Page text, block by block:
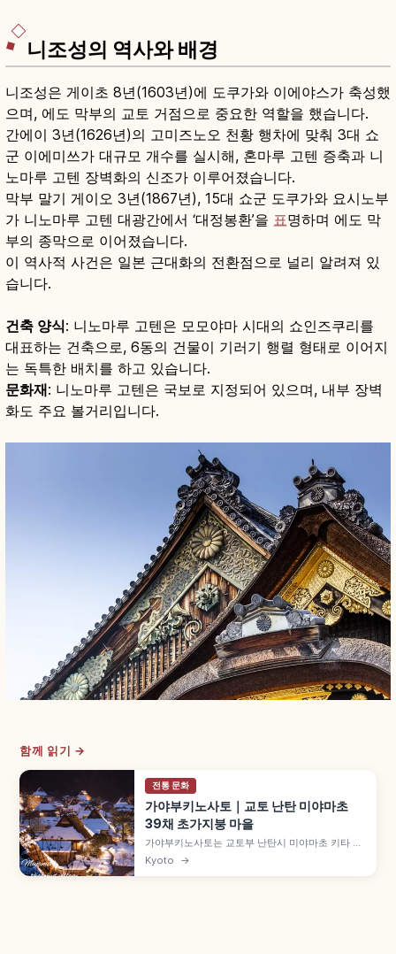
니조성의 역사와 배경
니조성은 게이초 8년(1603년)에 도쿠가와 이에야스가 축성했
으며, 에도 막부의 교토 거점으로 중요한 역할을 했습니다.
간에이 3년(1626년)의 고미즈노오 천황 행차에 맞춰 3대 쇼
군 이에미쓰가 대규모 개수를 실시해, 혼마루 고텐 증축과 니
노마루 고텐 장벽화의 신조가 이루어졌습니다.
막부 말기 게이오 3년(1867년), 15대 쇼군 도쿠가와 요시노부
가 니노마루 고텐 대광간에서 ‘대정봉환’을 표명하며 에도 막
부의 종막으로 이어졌습니다.
이 역사적 사건은 일본 근대화의 전환점으로 널리 알려져 있
습니다.
건축 양식: 니노마루 고텐은 모모야마 시대의 쇼인즈쿠리를
대표하는 건축으로, 6동의 건물이 기러기 행렬 형태로 이어지
는 독특한 배치를 하고 있습니다.
문화재: 니노마루 고텐은 국보로 지정되어 있으며, 내부 장벽
화도 주요 볼거리입니다.
함께 읽기 →
전통 문화
가야부키노사토｜교토 난탄 미야마초
39채 초가지붕 마을
가야부키노사토는 교토부 난탄시 미야마초 키타 집
락에 자리한 초가지붕 마을로, 약 50채 중 39채가
초가지붕 민가입니다. 에도시대 중기 건물도 남은
Kyoto →